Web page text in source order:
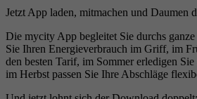
Jetzt App laden, mitmachen und Daumen
Die mycity App begleitet Sie durchs
Sie Ihren Energieverbrauch im Griff, im
den besten Tarif, im Sommer erledigen
im Herbst passen Sie Ihre Abschläge